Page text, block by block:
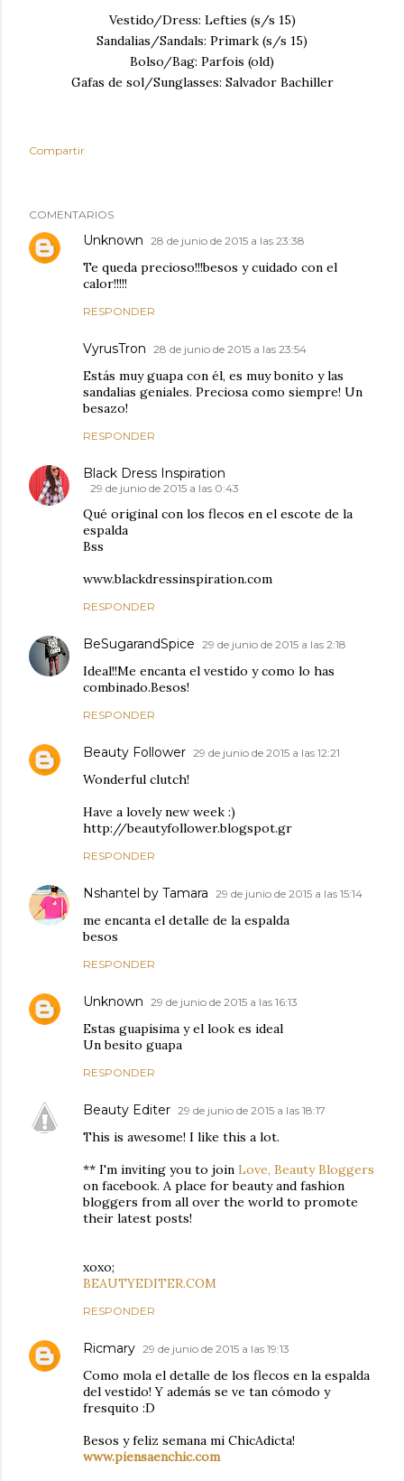
Vestido/Dress: Lefties (s/s 15)
Sandalias/Sandals: Primark (s/s 15)
Bolso/Bag: Parfois (old)
Gafas de sol/Sunglasses: Salvador Bachiller
Compartir
COMENTARIOS
Unknown 28 de junio de 2015 a las 23:38
Te queda precioso!!!besos y cuidado con el
calor!!!!!
RESPONDER
VyrusTron 28 de junio de 2015 a las 23:54
Estás muy guapa con él, es muy bonito y las
sandalias geniales. Preciosa como siempre! Un
besazo!
RESPONDER
Black Dress Inspiration
29 de junio de 2015 a las 0:43
Qué original con los flecos en el escote de la
espalda
Bss
www.blackdressinspiration.com
RESPONDER
BeSugarandSpice 29 de junio de 2015 a las 2:18
Ideal!!Me encanta el vestido y como lo has
combinado.Besos!
RESPONDER
Beauty Follower 29 de junio de 2015 a las 12:21
Wonderful clutch!
Have a lovely new week :)
http://beautyfollower.blogspot.gr
RESPONDER
Nshantel by Tamara 29 de junio de 2015 a las 15:14
me encanta el detalle de la espalda
besos
RESPONDER
Unknown 29 de junio de 2015 a las 16:13
Estas guapísima y el look es ideal
Un besito guapa
RESPONDER
Beauty Editer 29 de junio de 2015 a las 18:17
This is awesome! I like this a lot.
** I'm inviting you to join Love, Beauty Bloggers
on facebook. A place for beauty and fashion
bloggers from all over the world to promote
their latest posts!
xoxo;
BEAUTYEDITER.COM
RESPONDER
Ricmary 29 de junio de 2015 a las 19:13
Como mola el detalle de los flecos en la espalda
del vestido! Y además se ve tan cómodo y
fresquito :D
Besos y feliz semana mi ChicAdicta!
www.piensaenchic.com